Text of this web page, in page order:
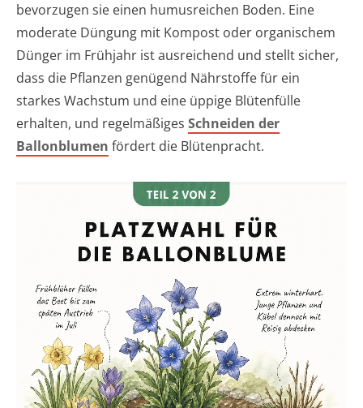
bevorzugen sie einen humusreichen Boden. Eine
moderate Düngung mit Kompost oder organischem
Dünger im Frühjahr ist ausreichend und stellt sicher,
dass die Pflanzen genügend Nährstoffe für ein
starkes Wachstum und eine üppige Blütenfülle
erhalten, und regelmäßiges Schneiden der
Ballonblumen fördert die Blütenpracht.